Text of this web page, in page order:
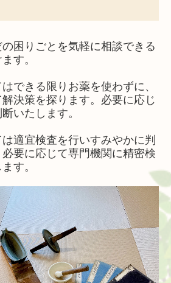
困りごとを気軽に相談できる
す。
できる限りお薬を使わずに、
決策を探ります。必要に応じ
いたします。
適宜検査を行いすみやかに判
要に応じて専門機関に精密検
す。